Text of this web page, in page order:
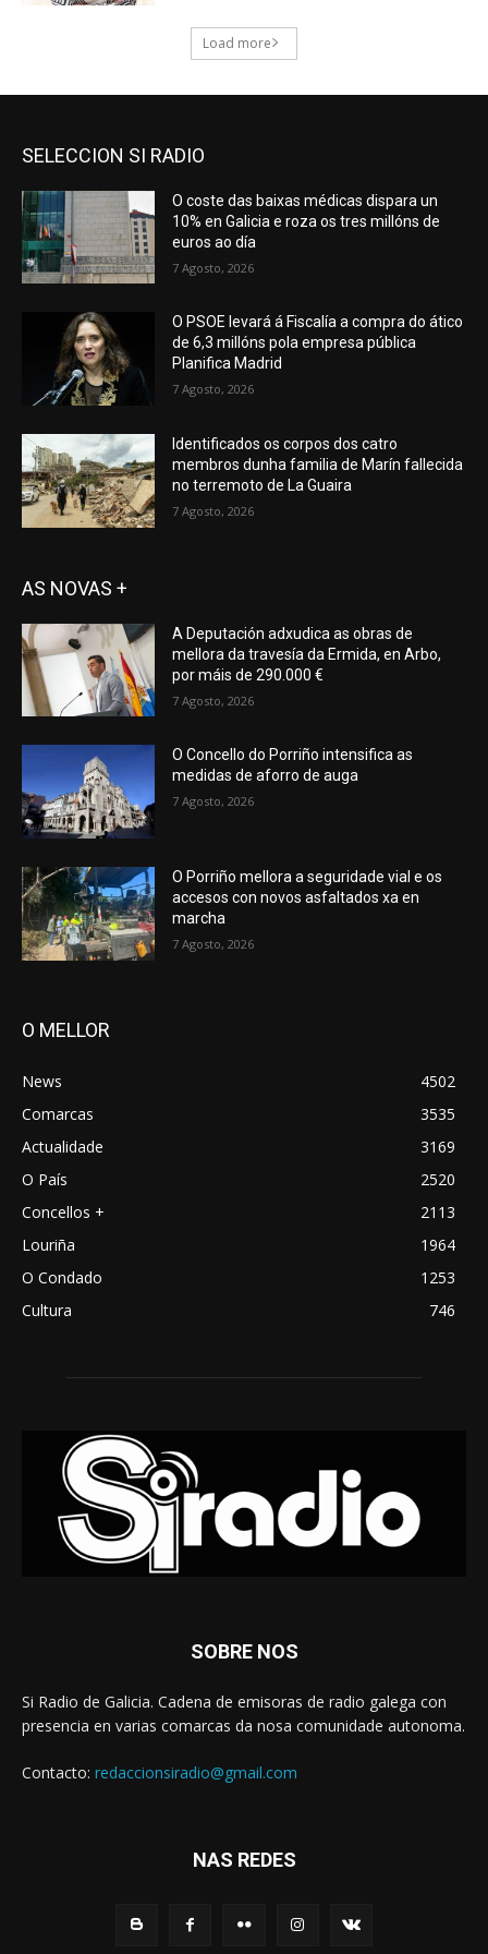
SELECCION SI RADIO
O coste das baixas médicas dispara un
10% en Galicia e roza os tres millóns de
euros ao día
7 Agosto, 2026
O PSOE levará á Fiscalía a compra do ático
de 6,3 millóns pola empresa pública
Planifica Madrid
7 Agosto, 2026
Identificados os corpos dos catro
membros dunha familia de Marín fallecida
no terremoto de La Guaira
7 Agosto, 2026
AS NOVAS +
A Deputación adxudica as obras de
mellora da travesía da Ermida, en Arbo,
por máis de 290.000 €
7 Agosto, 2026
O Concello do Porriño intensifica as
medidas de aforro de auga
7 Agosto, 2026
O Porriño mellora a seguridade vial e os
accesos con novos asfaltados xa en
marcha
7 Agosto, 2026
O MELLOR
News
4502
Comarcas
3535
Actualidade
3169
O País
2520
Concellos +
2113
Louriña
1964
O Condado
1253
Cultura
746
SOBRE NOS
Si Radio de Galicia. Cadena de emisoras de radio galega con
presencia en varias comarcas da nosa comunidade autonoma.
Contacto: redaccionsiradio@gmail.com
NAS REDES